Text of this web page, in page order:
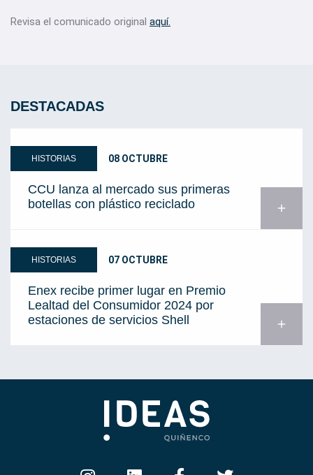
Revisa el comunicado original aquí.
DESTACADAS
HISTORIAS 08 OCTUBRE
CCU lanza al mercado sus primeras
botellas con plástico reciclado
add
HISTORIAS 07 OCTUBRE
Enex recibe primer lugar en Premio
Lealtad del Consumidor 2024 por
estaciones de servicios Shell
add